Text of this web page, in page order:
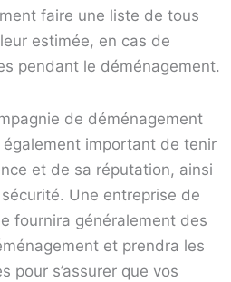
faire une liste de tous
estimée, en cas de
pendant le déménagement.
de déménagement
important de tenir
et de sa réputation, ainsi
Une entreprise de
fournira généralement des
et prendra les
pour s’assurer que vos